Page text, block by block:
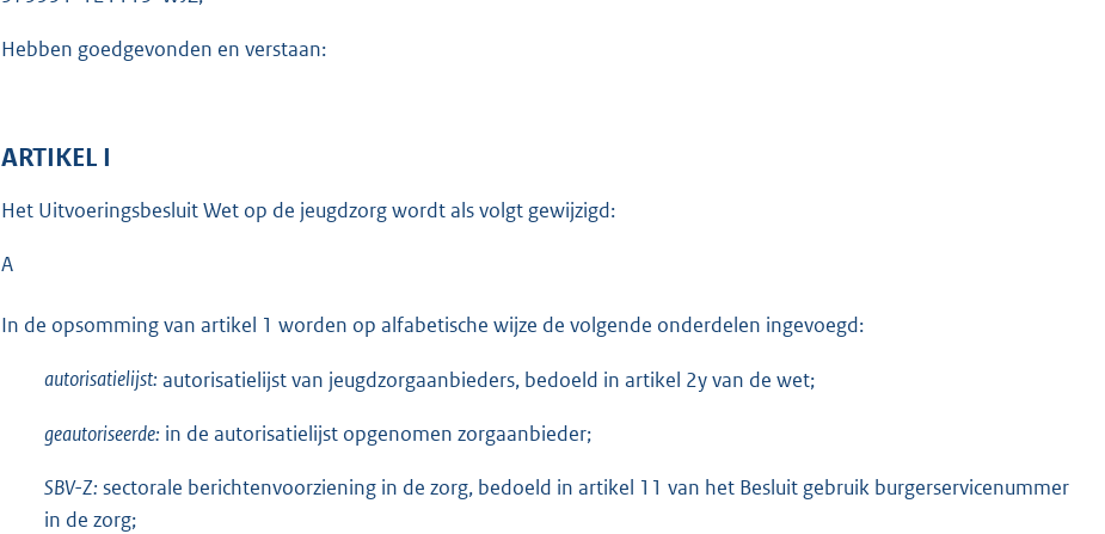
Hebben goedgevonden en verstaan:
ARTIKEL I
Het Uitvoeringsbesluit Wet op de jeugdzorg wordt als volgt gewijzigd:
A
In de opsomming van artikel 1 worden op alfabetische wijze de volgende onderdelen ingevoegd:
autorisatielijst: autorisatielijst van jeugdzorgaanbieders, bedoeld in artikel 2y van de wet;
geautoriseerde: in de autorisatielijst opgenomen zorgaanbieder;
SBV-Z: sectorale berichtenvoorziening in de zorg, bedoeld in artikel 11 van het Besluit gebruik burgerservicenummer
in de zorg;